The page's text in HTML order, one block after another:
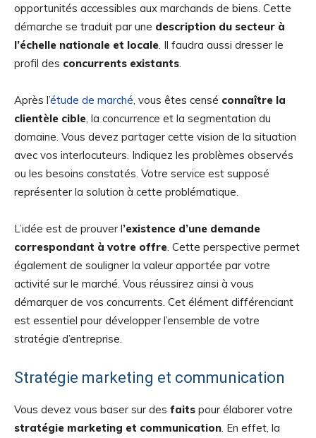
opportunités accessibles aux marchands de biens. Cette
démarche se traduit par une description du secteur à
l’échelle nationale et locale . Il faudra aussi dresser le
profil des concurrents existants
Après l’étude de marché , vous êtes censé connaître la
clientèle cible , la concurrence et la segmentation du
domaine. Vous devez partager cette vision de la situation
avec vos interlocuteurs. Indiquez les problèmes observés
ou les besoins constatés. Votre service est supposé
représenter la solution à cette problématique.
L’idée est de prouver l’existence d’une demande
correspondant à votre offre . Cette perspective permet
également de souligner la valeur apportée par votre
activité sur le marché. Vous réussirez ainsi à vous
démarquer de vos concurrents. Cet élément différenciant
est essentiel pour développer l’ensemble de votre
stratégie d’entreprise.
Stratégie marketing et communication
Vous devez vous baser sur des faits pour élaborer votre
stratégie marketing et communication . En effet, la